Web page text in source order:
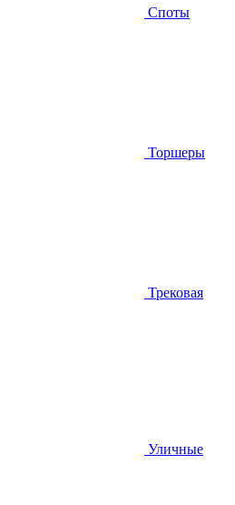
Споты
Торшеры
Трековая
Уличные